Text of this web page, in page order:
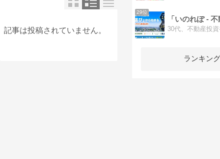
記事は投稿されていません。
29位
ランキン